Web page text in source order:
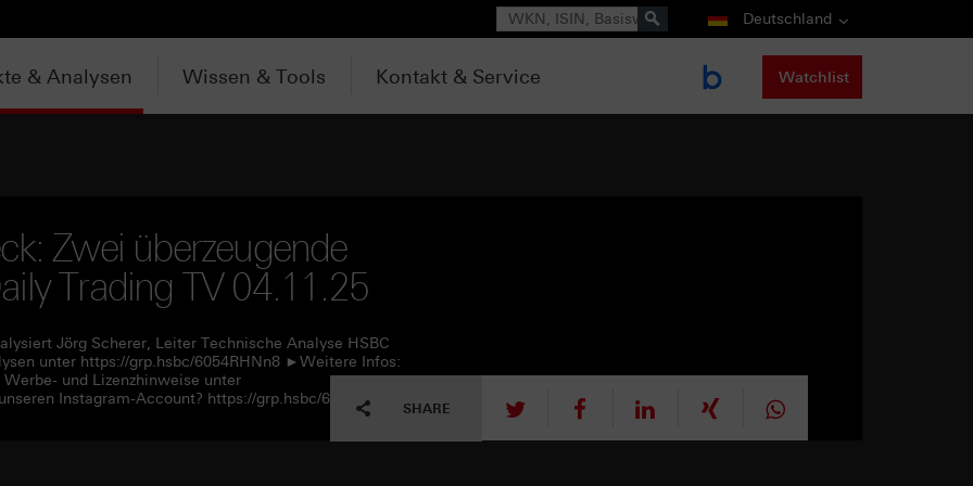
Suche Deutschland
& Analysen Wissen & Tools Kontakt & Service Watchlist
Zwei überzeugende
Trading TV 04.11.25
Jörg Scherer, Leiter Technische Analyse HSBC
unter https://grp.hsbc/6054RHNn8 ►Weitere Infos:
und Lizenzhinweise unter
Instagram-Account? https://grp.hsbc/6057RHNn1
SHARE tweet mitteilen